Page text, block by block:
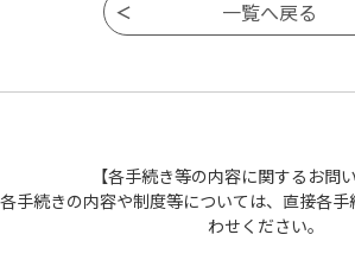
【各手続き等の内容に関するお問
各手続きの内容や制度等については、直接各
わせください。